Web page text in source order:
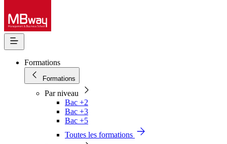
Formations
Formations
Par niveau
Bac +2
Bac +3
Bac +5
Toutes les formations